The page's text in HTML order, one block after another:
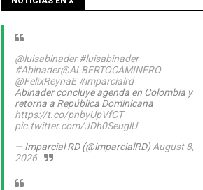
@luisabinader #luisabinader
#Abinader@ALBERTOCAMINERO
@FelixReynaE #imparcialrd
Abinader concluye agenda en Colombia y
retorna a República Dominicana
https://t.co/pnbyUpVfCT
pic.twitter.com/JDh0SeuglU
— Imparcial RD (@imparcialRD)August 8,
2026